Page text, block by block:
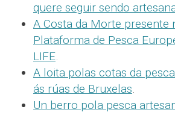
quere seguir sendo
A Costa da Morte presente
Plataforma de Pesca
LIFE.
A loita polas cotas da
ás rúas de Bruxelas.
Un berro pola pesca